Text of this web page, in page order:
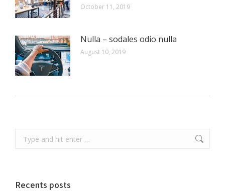
October 11, 2019
Nulla – sodales odio nulla
August 10, 2019
Recents posts